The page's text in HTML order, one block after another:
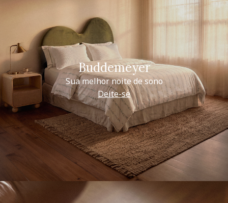
Buddemeyer
Sua melhor noite de sono
Deite-se